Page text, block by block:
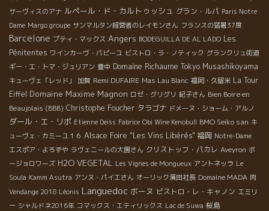
サーヴィスのアナ ルペール・ド・カルトゥッシュ グラン・ルパ Paris Notre
Dame Margo groupe サンマルタン経営者のレイモンさん フランスの猛暑37度
Barcelone プティ・マックス Angers BODEGUILLA DE AL LADO Les
Pénitentes ワインカーヴ・パピーユ ビストロ・ラ・ノティック グランクリュ街道
ギー・エ・トマ・ジュリアン 豊中 Domaine Richaume Tokyo Musashikoyama
キューヴェ「レッド」 加賀 Remi DUFAIRE Mas Lau Blanc 福岡・久留米 La Tour
Eiffel Domaine Maxime Magnon ロゼ・グリグリ 紀子さん Bien Boire en
Beaujolais (BBB) Christophe Foucher タラゴナ ドメーヌ・ショーム・アルノ
ダール・エ・リボ Etienne Deiss Fabrice Obi Wine Kenobull BMO Seiko san キ
ューヴェ・カミーユ１６ Alsace Foire "Les Vins Libérés" 福岡 Notre-Dame
エスポア・よろずや ラヴェニールの大園さん クリストッフ・パカレ Aveyron ボ
ージョロワーズ H2O VEGETAL Les Vignes de Mongueux アントネッラ Le
Soula Kamm Asutra アンヌ・パイエさん オーリック濱田社長 Domaine MADA 肉
Vendange 2018 Léonis Languedoc ボーヌ ビストロ・レ・キャノン エミリ
ー シャルドネ2016年 コマックス・エティリックス Lac de Suwa 桜島